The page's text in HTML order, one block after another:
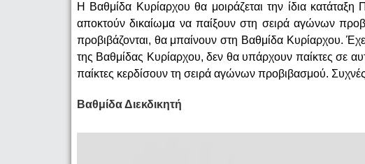
Η Βαθμίδα Κυρίαρχου θα μοιράζεται την ίδια
αποκτούν δικαίωμα να παίξουν στη σειρά αγώνων
προβιβάζονται, θα μπαίνουν στη Βαθμίδα Κυρίαρχου.
της Βαθμίδας Κυρίαρχου, δεν θα υπάρχουν παίκτες σε
παίκτες κερδίσουν τη σειρά αγώνων προβιβασμού.
Βαθμίδα Διεκδικητή